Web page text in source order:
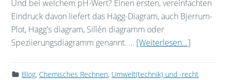
Und bei welchem pH-Wert? Einen ersten, vereinfachten
Eindruck davon liefert das Hägg-Diagram, auch Bjerrum-
Plot, Hägg's diagram, Sillén diagramm oder
Speziierungsdiagramm genannt. … [Weiterlesen...]
Blog, Chemisches Rechnen, Umwelt(technik) und -recht